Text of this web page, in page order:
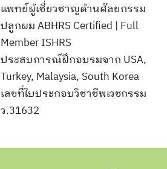
แพทย์ผู้เชี่ยวชาญด้านศัลยกรรม
ปลูกผม ABHRS Certified | Full
Member ISHRS
ประสบการณ์ฝึกอบรมจาก USA,
Turkey, Malaysia, South Korea
เลขที่ใบประกอบวิชาชีพเวชกรรม
ว.31632